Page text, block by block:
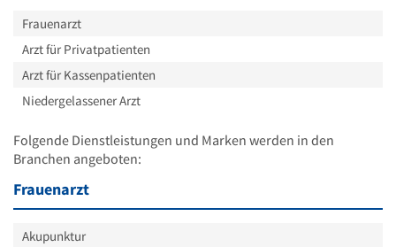
Frauenarzt
Arzt für Privatpatienten
Arzt für Kassenpatienten
Niedergelassener Arzt
Folgende Dienstleistungen und Marken werden in den
Branchen angeboten:
Frauenarzt
Akupunktur